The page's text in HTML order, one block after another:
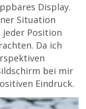
Display.
Situation
Position
Da ich
bei mir
Eindruck.